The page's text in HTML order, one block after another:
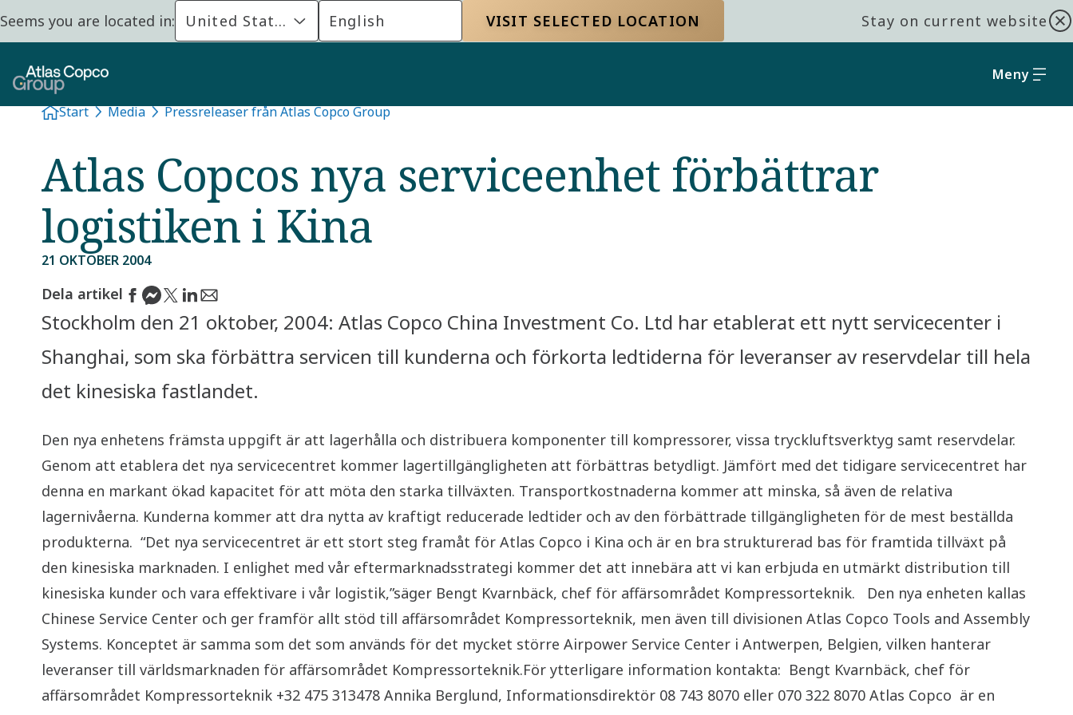
Seems you are located in: United States English VISIT SELECTED LOCATION Stay on current website
Meny
Start Media Pressreleaser från Atlas Copco Group
Atlas Copcos nya serviceenhet förbättrar
logistiken i Kina
21 OKTOBER 2004
Dela artikel
Stockholm den 21 oktober, 2004: Atlas Copco China Investment Co. Ltd har etablerat ett nytt servicecenter i
Shanghai, som ska förbättra servicen till kunderna och förkorta ledtiderna för leveranser av reservdelar till hela
det kinesiska fastlandet.
Den nya enhetens främsta uppgift är att lagerhålla och distribuera komponenter till kompressorer, vissa tryckluftsverktyg samt reservdelar.
Genom att etablera det nya servicecentret kommer lagertillgängligheten att förbättras betydligt. Jämfört med det tidigare servicecentret har
denna en markant ökad kapacitet för att möta den starka tillväxten. Transportkostnaderna kommer att minska, så även de relativa
lagernivåerna. Kunderna kommer att dra nytta av kraftigt reducerade ledtider och av den förbättrade tillgängligheten för de mest beställda
produkterna. “Det nya servicecentret är ett stort steg framåt för Atlas Copco i Kina och är en bra strukturerad bas för framtida tillväxt på
den kinesiska marknaden. I enlighet med vår eftermarknadsstrategi kommer det att innebära att vi kan erbjuda en utmärkt distribution till
kinesiska kunder och vara effektivare i vår logistik,”säger Bengt Kvarnbäck, chef för affärsområdet Kompressorteknik. Den nya enheten kallas
Chinese Service Center och ger framför allt stöd till affärsområdet Kompressorteknik, men även till divisionen Atlas Copco Tools and Assembly
Systems. Konceptet är samma som det som används för det mycket större Airpower Service Center i Antwerpen, Belgien, vilken hanterar
leveranser till världsmarknaden för affärsområdet Kompressorteknik.För ytterligare information kontakta: Bengt Kvarnbäck, chef för
affärsområdet Kompressorteknik +32 475 313478 Annika Berglund, Informationsdirektör 08 743 8070 eller 070 322 8070 Atlas Copco är en